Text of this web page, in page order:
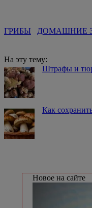
ГРИБЫ ДОМАШНИЕ
На эту тему:
Штрафы и
Как
Новое на сайте